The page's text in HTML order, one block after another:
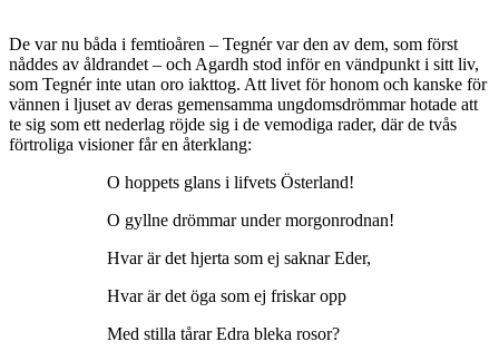
De var nu båda i femtioåren – Tegnér var den av dem, som först
nåddes av åldrandet – och Agardh stod inför en vändpunkt i sitt liv,
som Tegnér inte utan oro iakttog. Att livet för honom och kanske för
vännen i ljuset av deras gemensamma ungdomsdrömmar hotade att
te sig som ett nederlag röjde sig i de vemodiga rader, där de tvås
förtroliga visioner får en återklang:
O hoppets glans i lifvets Österland!
O gyllne drömmar under morgonrodnan!
Hvar är det hjerta som ej saknar Eder,
Hvar är det öga som ej friskar opp
Med stilla tårar Edra bleka rosor?